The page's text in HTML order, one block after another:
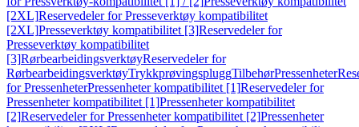
[2XL]Reservedeler for Presseverktøy kompatibilitet
[2XL]Presseverktøy kompatibilitet [3]Reservedeler for
Presseverktøy kompatibilitet
[3]RørbearbeidingsverktøyReservedeler for
RørbearbeidingsverktøyTrykkprøvingspluggTilbehørPressenheter
for PressenheterPressenheter kompatibilitet [1]Reservedeler for
Pressenheter kompatibilitet [1]Pressenheter kompatibilitet
[2]Reservedeler for Pressenheter kompatibilitet [2]Pressenheter